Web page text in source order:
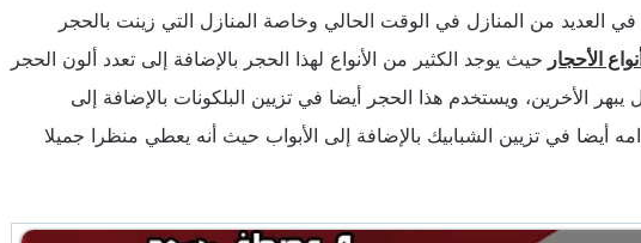
من المنازل في الوقت الحالي وخاصة المنازل التي زينت بالحجر
الأحجار حيث يوجد الكثير من الأنواع لهذا الحجر بالإضافة إلى تعدد ألون الحجر
الأخرين، ويستخدم هذا الحجر أيضا في تزيين البلكونات بالإضافة إلى
أيضا في تزيين الشبابيك بالإضافة إلى الأبواب حيث أنه يعطي منظرا جميلا